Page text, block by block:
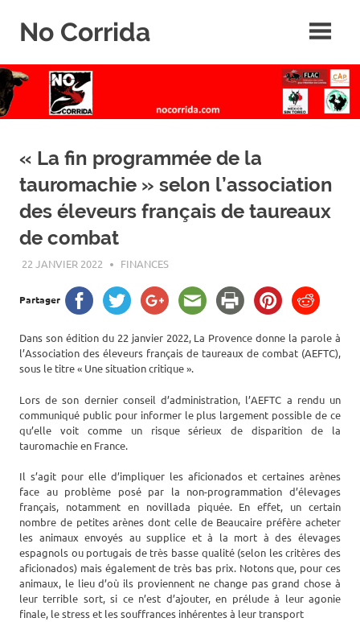
No Corrida
de
la
corrida
« La fin programmée de la
tauromachie » selon l’association
des éleveurs français de taureaux
de combat
22 JANVIER 2022 ROGER LAHANA
FINANCES
Partager
Dans son édition du 22 janvier 2022, La Provence donne la parole à
l’Association des éleveurs français de taureaux de combat (AEFTC),
sous le titre « Une situation critique ».
Lors de son dernier conseil d’administration, l’AEFTC a rendu un
communiqué public pour informer le plus largement possible de ce
qu’elle voit comme un risque sérieux de disparition de la
tauromachie en France.
Il s’agit pour elle d’impliquer les aficionados et certaines arènes
face au problème posé par la non-programmation d’élevages
français, notamment en novillada piquée. En effet, un certain
nombre de petites arènes dont celle de Beaucaire préfère acheter
les animaux envoyés au supplice et à la mort à des élevages
espagnols ou portugais de très basse qualité (selon les critères des
aficionados) mais également de très bas prix. Notons que, pour ces
animaux, le lieu d’où ils proviennent ne change pas grand chose à
leur terrible sort, si ce n’est d’ajouter, en prélude à leur agonie
finale, le stress et les souffrances inhérentes à leur transport